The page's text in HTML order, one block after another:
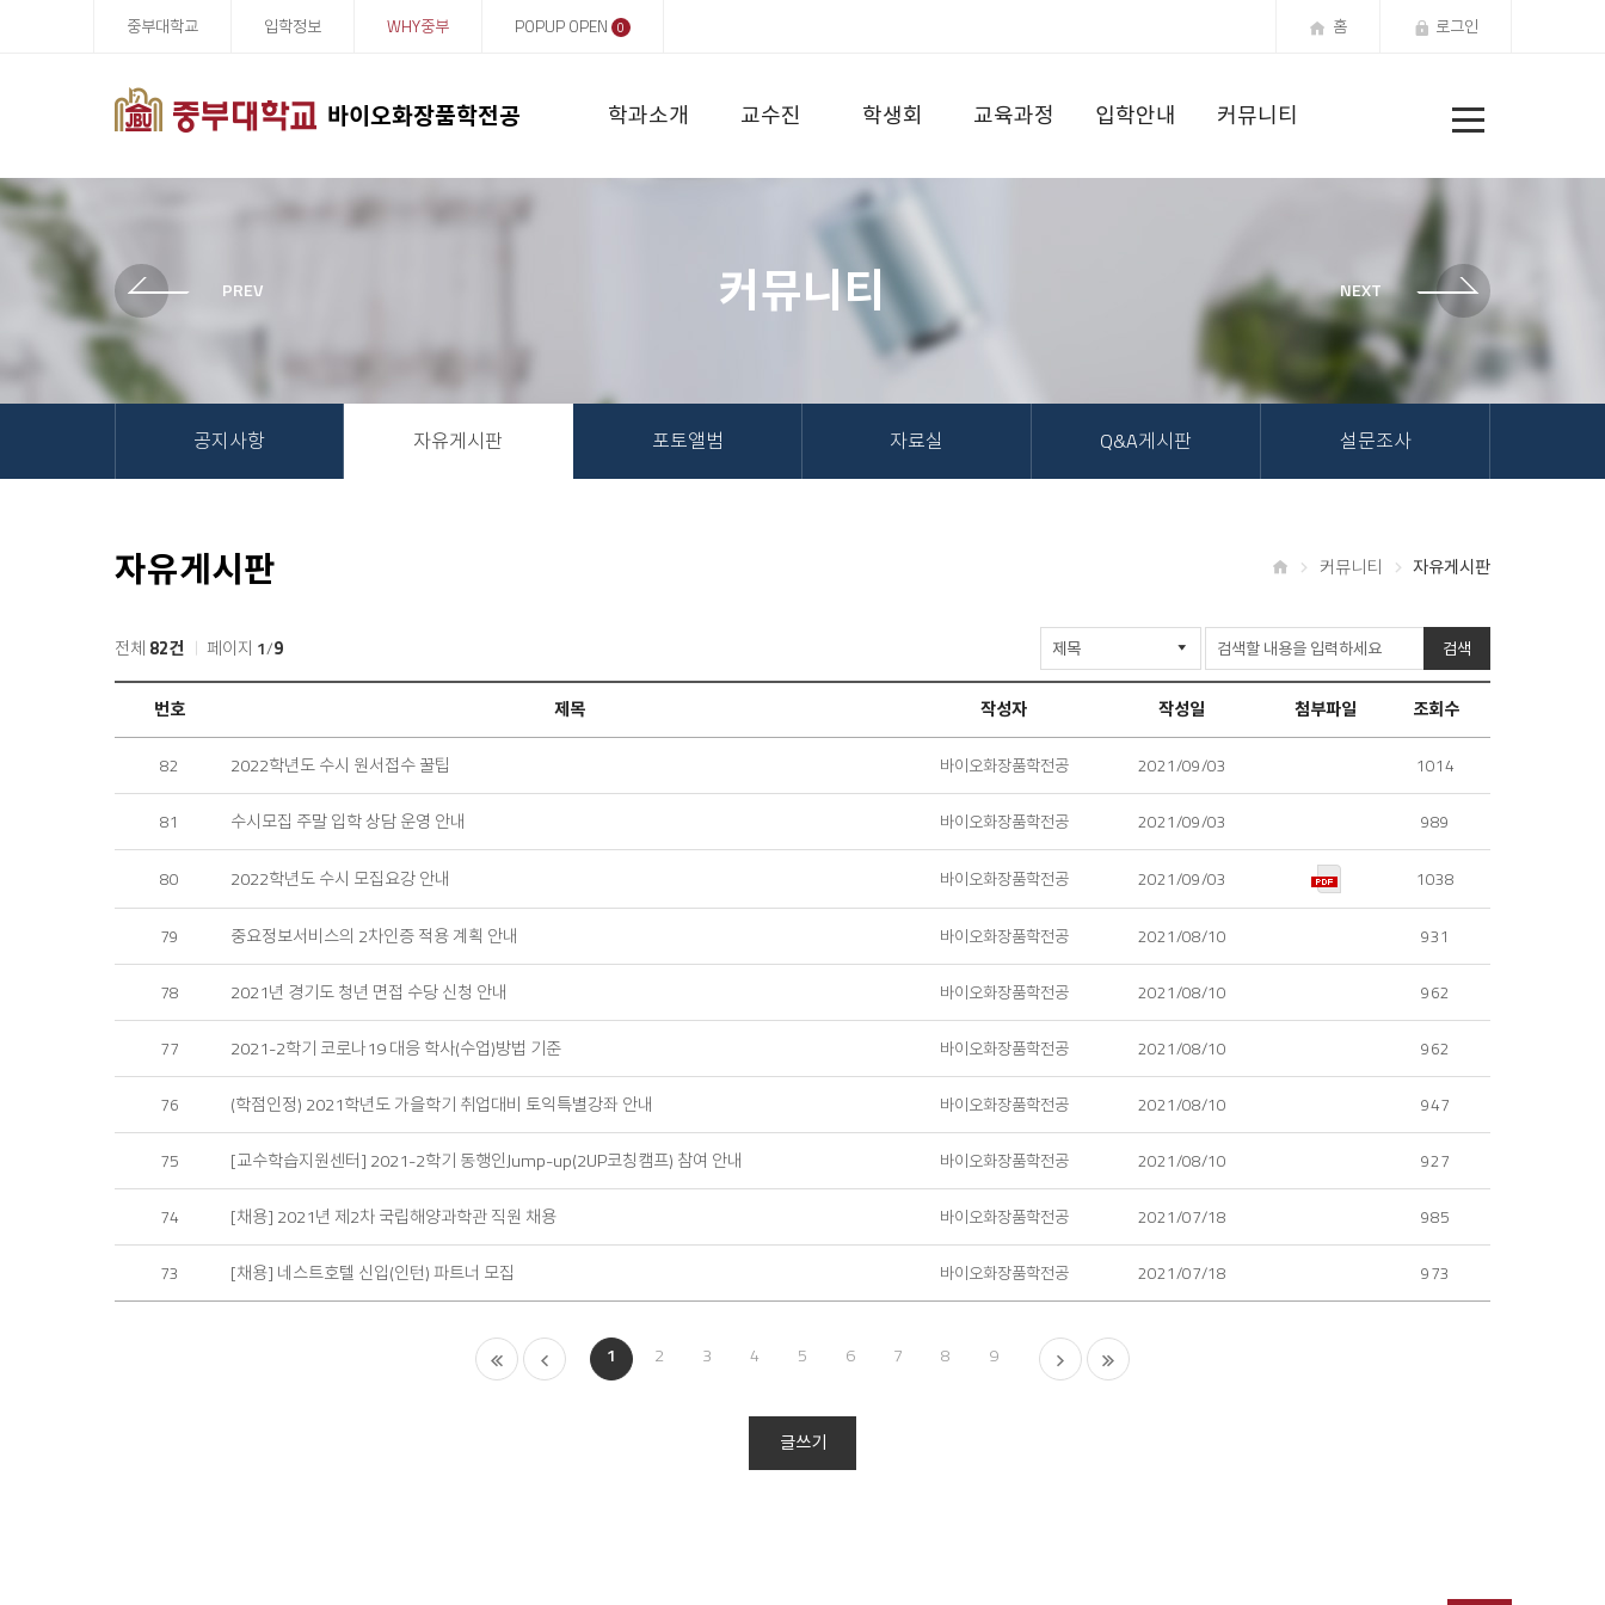
바이오화장품학전공
뉴
중부대학교 입학정보 WHY중부 POPUP OPEN 0 홈 로그인
학과소개 교수진 학생회 교육과정 입학안내 커뮤니티
커뮤니티
공지사항 자유게시판 포토앨범 자료실 Q&A게시판 설문조사
자유게시판 커뮤니티 자유게시판
게
판
검
색
검색
전체 82건 페이지 1/9
게
판
록
번호 제목 작성자 작성일 첨부파일 조회수
82 2022학년도 수시 원서접수 꿀팁 바이오화장품학전공 2021/09/03 1014
81 수시모집 주말 입학 상담 운영 안내 바이오화장품학전공 2021/09/03 989
80 2022학년도 수시 모집요강 안내 바이오화장품학전공 2021/09/03 1038
79 중요정보서비스의 2차인증 적용 계획 안내 바이오화장품학전공 2021/08/10 931
78 2021년 경기도 청년 면접 수당 신청 안내 바이오화장품학전공 2021/08/10 962
77 2021-2학기 코로나19 대응 학사(수업)방법 기준 바이오화장품학전공 2021/08/10 962
76 (학점인정) 2021학년도 가을학기 취업대비 토익특별강좌 안내 바이오화장품학전공 2021/08/10 947
75 [교수학습지원센터] 2021-2학기 동행인Jump-up(2UP코칭캠프) 참여 안내 바이오화장품학전공 2021/08/10 927
74 [채용] 2021년 제2차 국립해양과학관 직원 채용 바이오화장품학전공 2021/07/18 985
73 [채용] 네스트호텔 신입(인턴) 파트너 모집 바이오화장품학전공 2021/07/18 973
1 2 3 4 5 6 7 8 9
글쓰기